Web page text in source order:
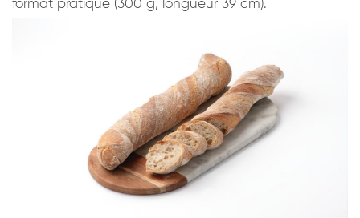
format pratique (300 g, longueur 39 cm).